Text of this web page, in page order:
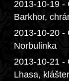
2013-10-19 -
Barkhor,
2013-10-20 -
Norbulinka
2013-10-21 -
Lhasa,